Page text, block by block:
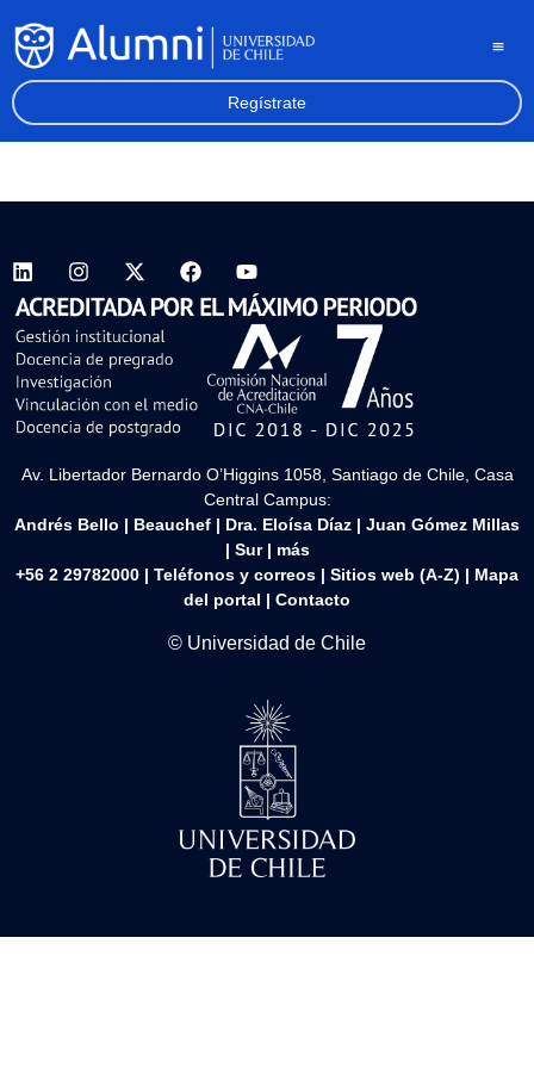
Regístrate
Av. Libertador Bernardo O’Higgins 1058, Santiago de Chile, Casa
Central Campus:
Andrés Bello | Beauchef | Dra. Eloísa Díaz | Juan Gómez Millas
| Sur| más
+56 2 29782000 | Teléfonos y correos | Sitios web (A-Z) | Mapa
del portal | Contacto
© Universidad de Chile